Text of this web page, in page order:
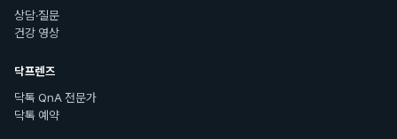
상담·질문
건강 영상
닥프렌즈
닥톡 QnA 전문가
닥톡 예약